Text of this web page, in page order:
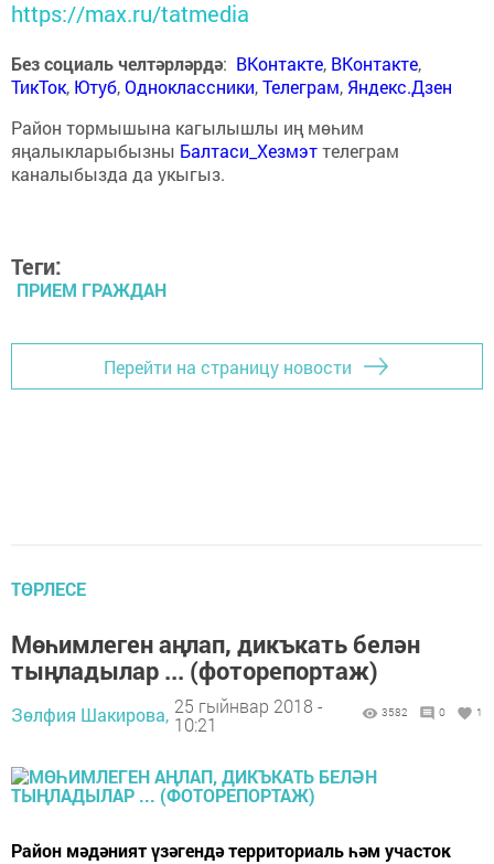
https://max.ru/tatmedia
Без социаль челтәрләрдә: ВКонтакте, ВКонтакте,
ТикТок, Ютуб,Одноклассники,Телеграм, Яндекс.Дзен
Район тормышына кагылышлы иң мөһим
яңалыкларыбызны Балтаси_Хезмэттелеграм
каналыбызда да укыгыз.
Теги:
ПРИЕМ ГРАЖДАН
Перейти на страницу новости
ТӨРЛЕСЕ
Мөһимлеген аңлап, дикъкать белән
тыңладылар ... (фоторепортаж)
Зөлфия Шакирова, 25 гыйнвар 2018 -
10:21
3582 0 1
Район мәдәният үзәгендә территориаль һәм участок